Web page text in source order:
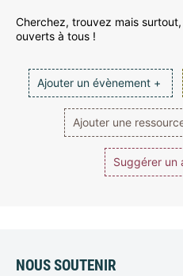
Cherchez, trouvez mais
ouverts à tous !
Ajouter un évènement +
Ajouter une
Suggérer un
NOUS SOUTENIR